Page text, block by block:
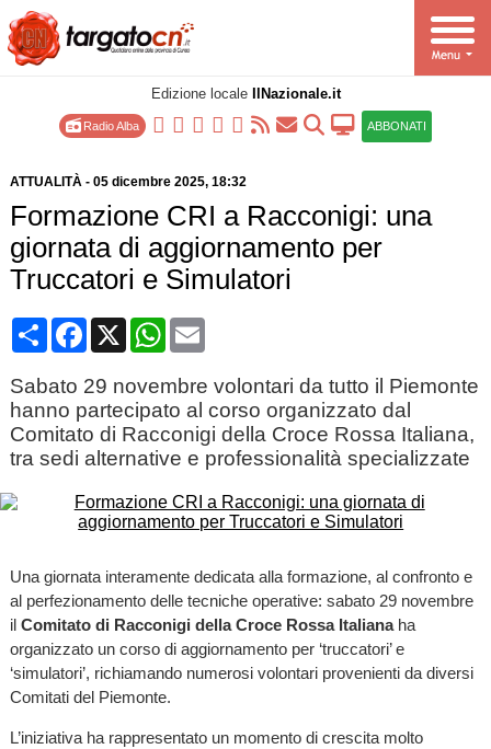
Edizione locale IlNazionale.it
Radio Alba ABBONATI
ATTUALITÀ- 05 dicembre 2025, 18:32
Formazione CRI a Racconigi: una
giornata di aggiornamento per
Truccatori e Simulatori
CondividiFacebook
X WhatsApp
Email
Sabato 29 novembre volontari da tutto il Piemonte
hanno partecipato al corso organizzato dal
Comitato di Racconigi della Croce Rossa Italiana,
tra sedi alternative e professionalità specializzate
Una giornata interamente dedicata alla formazione, al confronto e
al perfezionamento delle tecniche operative: sabato 29 novembre
il Comitato di Racconigi della Croce Rossa Italianaha
organizzato un corso di aggiornamento per ‘truccatori’ e
‘simulatori’, richiamando numerosi volontari provenienti da diversi
Comitati del Piemonte.
L’iniziativa ha rappresentato un momento di crescita molto